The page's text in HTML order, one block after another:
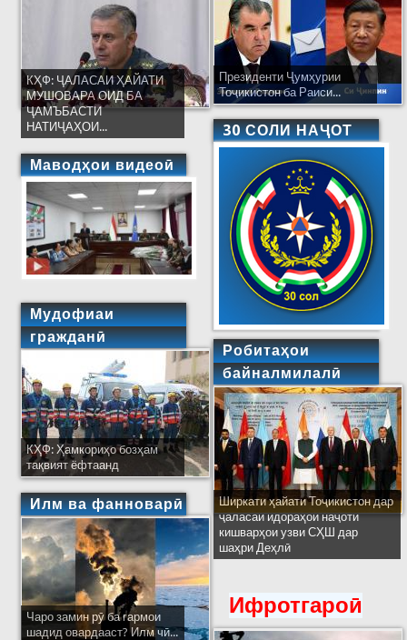
КҲФ: ҶАЛАСАИ ҲАЙАТИ
МУШОВАРА ОИД БА
ҶАМЪБАСТИ
НАТИҶАҲОИ...
Маводҳои видеоӣ
Мудофиаи
гражданӣ
КҲФ: Ҳамкориҳо бозҳам
тақвият ёфтаанд
Илм ва фанноварӣ
Чаро замин рӯ ба гармои
шадид овардааст? Илм чӣ...
Президенти Ҷумҳурии
Тоҷикистон ба Раиси...
30 СОЛИ НАҶОТ
Робитаҳои
байналмилалӣ
Ширкати ҳайати Тоҷикистон дар
ҷаласаи идораҳои наҷоти
кишварҳои узви СҲШ дар
шаҳри Деҳлӣ
Ифротгароӣ